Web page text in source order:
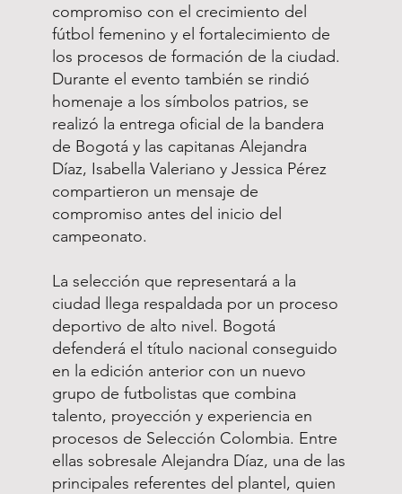
compromiso con el crecimiento del
fútbol femenino y el fortalecimiento de
los procesos de formación de la ciudad.
Durante el evento también se rindió
homenaje a los símbolos patrios, se
realizó la entrega oficial de la bandera
de Bogotá y las capitanas Alejandra
Díaz, Isabella Valeriano y Jessica Pérez
compartieron un mensaje de
compromiso antes del inicio del
campeonato.
La selección que representará a la
ciudad llega respaldada por un proceso
deportivo de alto nivel. Bogotá
defenderá el título nacional conseguido
en la edición anterior con un nuevo
grupo de futbolistas que combina
talento, proyección y experiencia en
procesos de Selección Colombia. Entre
ellas sobresale Alejandra Díaz, una de las
principales referentes del plantel, quien